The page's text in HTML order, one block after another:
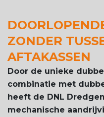
ZONDER
AFTAKASSEN
Door de unieke
combinatie met
heeft de DNL
mechanische